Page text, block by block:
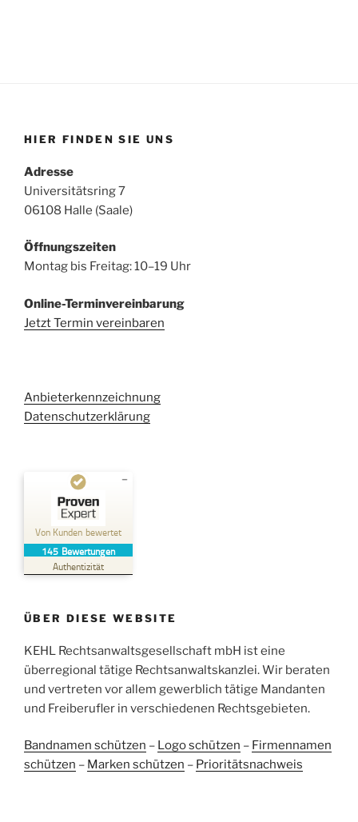
HIER FINDEN SIE UNS
Adresse
Universitätsring 7
06108 Halle (Saale)
Öffnungszeiten
Montag bis Freitag: 10–19 Uhr
Online-Terminvereinbarung
Jetzt Termin vereinbaren
Anbieterkennzeichnung
Datenschutzerklärung
Von Kunden bewertet
145 Bewertungen
Authentizität
Kundenbewertungen und Erfahrungen zu
Kehl Rechtsanwaltsgesellschaft mbH
SEHR GUT
Bewertungen auf
ProvenExpert.com
Bewertungen von
2
anderen Quellen
Blick aufs ProvenExpert-Profil werfen
ÜBER DIESE WEBSITE
KEHL Rechtsanwaltsgesellschaft mbH ist eine
überregional tätige Rechtsanwaltskanzlei. Wir beraten
und vertreten vor allem gewerblich tätige Mandanten
und Freiberufler in verschiedenen Rechtsgebieten.
Bandnamen schützen – Logo schützen – Firmennamen
schützen – Marken schützen – Prioritätsnachweis